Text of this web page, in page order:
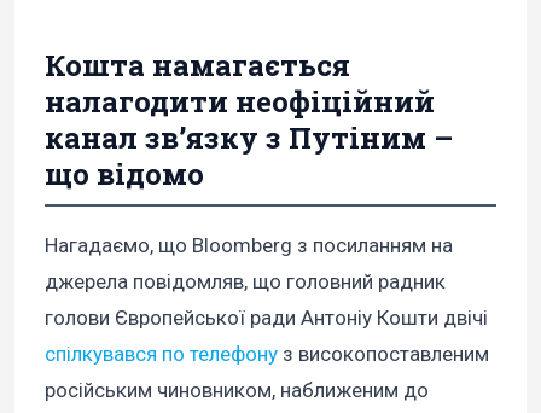
Кошта намагається
налагодити неофіційний
канал зв’язку з Путіним –
що відомо
Нагадаємо, що Bloomberg з посиланням на
джерела повідомляв, що головний радник
голови Європейської ради Антоніу Кошти двічі
спілкувався по телефону з високопоставленим
російським чиновником, наближеним до